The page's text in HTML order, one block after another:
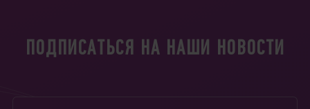
ПОДПИСАТЬСЯ НА НАШИ НОВОСТИ